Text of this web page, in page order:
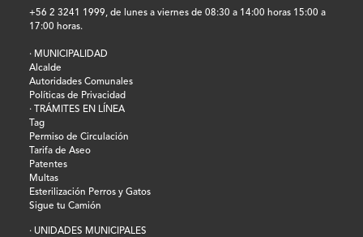
+56 2 3241 1999, de lunes a viernes de 08:30 a 14:00 horas 15:00 a
17:00 horas.
· MUNICIPALIDAD
Alcalde
Autoridades Comunales
Políticas de Privacidad
· TRÁMITES EN LÍNEA
Tag
Permiso de Circulación
Tarifa de Aseo
Patentes
Multas
Esterilización Perros y Gatos
Sigue tu Camión
· UNIDADES MUNICIPALES